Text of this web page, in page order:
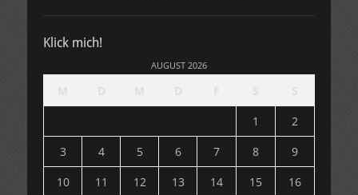
Klick mich!
AUGUST 2026
1
2
3
4 5 6 7 8
9
10
11 12 13 14 15
16